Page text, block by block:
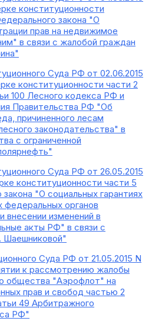
конституционности
закона "О
прав на недвижимое
в связи с жалобой граждан
Суда РФ от 02.06.2015
конституционности части 2
100 Лесного кодекса РФ и
Правительства РФ "Об
причиненного лесам
законодательства" в
с ограниченной
Суда РФ от 26.05.2015
конституционности части 5
"О социальных гарантиях
органов
внесении изменений в
акты РФ" в связи с
Шаешниковой"
Суда РФ от 21.05.2015 N
к рассмотрению жалобы
общества "Аэрофлот" на
прав и свобод частью 2
49 Арбитражного
РФ"